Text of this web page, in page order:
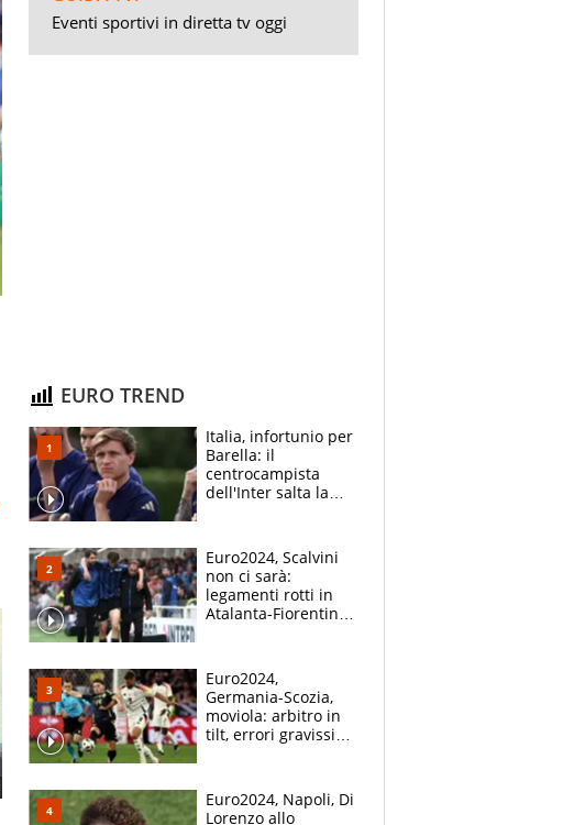
Eventi sportivi in diretta tv oggi
EURO TREND
Italia, infortunio per
Barella: il
centrocampista
dell'Inter salta la
Euro2024, Scalvini
non ci sarà:
legamenti rotti in
Atalanta-Fiorentina
Gasperini
Euro2024,
Germania-Scozia,
moviola: arbitro in
tilt, errori gravissimi
Euro2024, Napoli, Di
Lorenzo allo